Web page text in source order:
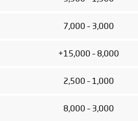
3,000 – 7,000
8,000 – 15,000+
1,000 – 2,500
3,000 – 8,000